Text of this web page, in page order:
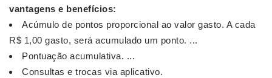
vantagens e benefícios:
Acúmulo de pontos proporcional ao valor gasto. A cada
R$ 1,00 gasto, será acumulado um ponto. ...
Pontuação acumulativa. ...
Consultas e trocas via aplicativo.